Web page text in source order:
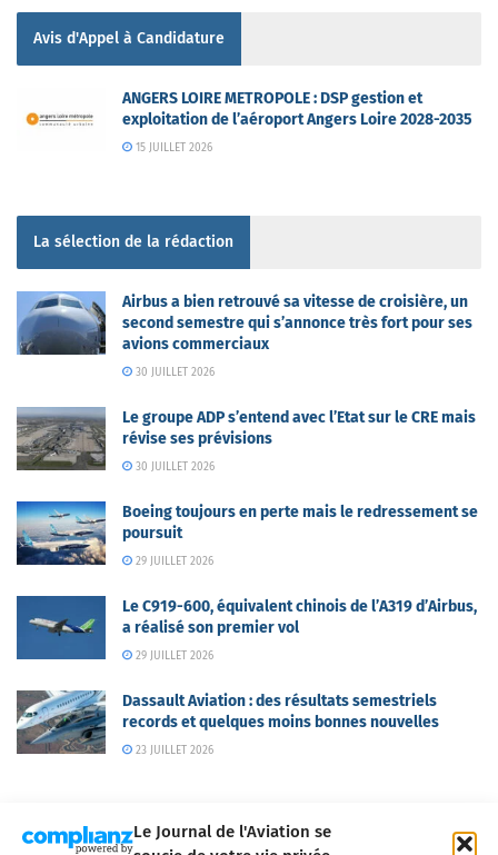
Le Journal de l'Aviation se
Avis d'Appel à Candidature
ANGERS LOIRE METROPOLE : DSP gestion et
exploitation de l’aéroport Angers Loire 2028-2035
15 JUILLET 2026
La sélection de la rédaction
Airbus a bien retrouvé sa vitesse de croisière, un
second semestre qui s’annonce très fort pour ses
avions commerciaux
30 JUILLET 2026
Le groupe ADP s’entend avec l’Etat sur le CRE mais
révise ses prévisions
30 JUILLET 2026
Boeing toujours en perte mais le redressement se
poursuit
29 JUILLET 2026
Le C919-600, équivalent chinois de l’A319 d’Airbus,
a réalisé son premier vol
29 JUILLET 2026
Dassault Aviation : des résultats semestriels
records et quelques moins bonnes nouvelles
23 JUILLET 2026